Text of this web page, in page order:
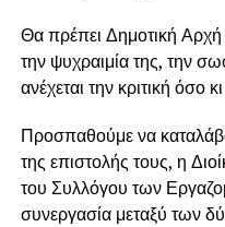
Θα πρέπει Δημοτική Αρχή
την ψυχραιμία της, την
ανέχεται την κριτική όσο
Προσπαθούμε να
της επιστολής τους, η
του Συλλόγου των
συνεργασία μεταξύ των